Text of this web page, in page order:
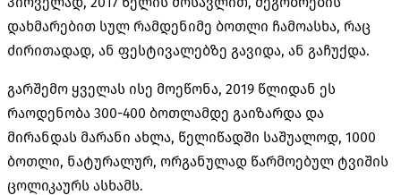
დახმარებით სულ რამდენიმე ბოთლი ჩამოასხა, რაც
ძირითადად, ან ფესტივალებზე გავიდა, ან გაჩუქდა.
გარშემო ყველას ისე მოეწონა, 2019 წლიდან ეს
რაოდენობა 300-400 ბოთლამდე გაიზარდა და
მირანდას მარანი ახლა, წელიწადში საშუალოდ, 1000
ბოთლი, ნატურალურ, ორგანულად წარმოებულ ტვიშის
ცოლიკაურს ასხამს.